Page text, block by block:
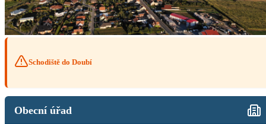
Schodiště do Doubí
Obecní úřad